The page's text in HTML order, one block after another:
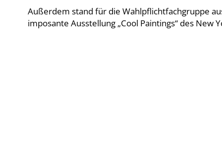
Außerdem stand für die Wahlpflichtfachgruppe
imposante Ausstellung „Cool Paintings“ des